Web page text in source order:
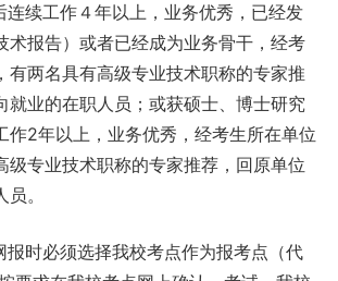
连续工作４年以上，业务优秀，已经发
术报告）或者已经成为业务骨干，经考
有两名具有高级专业技术职称的专家推
就业的在职人员；或获硕士、博士研究
作2年以上，业务优秀，经考生所在单位
级专业技术职称的专家推荐，回原单位
。
报时必须选择我校考点作为报考点（代